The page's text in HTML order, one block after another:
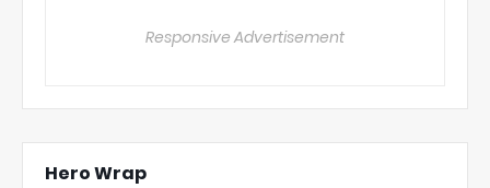
Responsive Advertisement
Hero Wrap